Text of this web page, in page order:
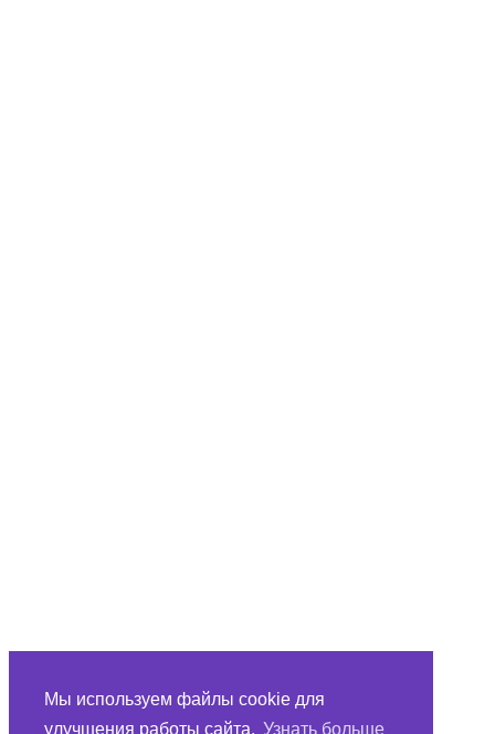
Мы используем файлы cookie для
улучшения работы сайта. Узнать больше